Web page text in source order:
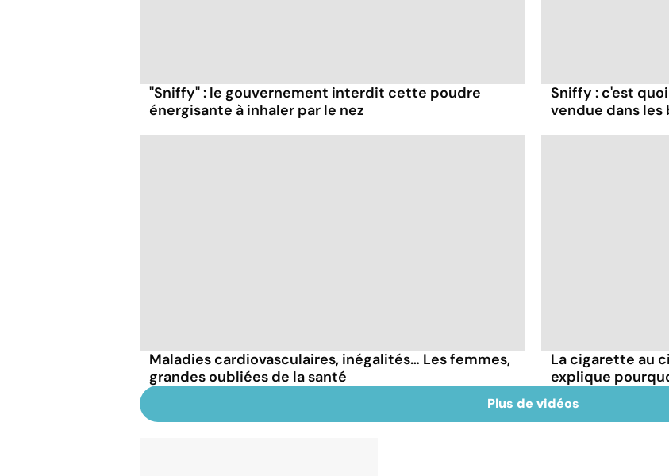
"Sniffy" : le gouvernement interdit cette poudre
énergisante à inhaler par le nez
Sniffy : c'est
vendue dans les
Maladies cardiovasculaires, inégalités… Les femmes,
grandes oubliées de la santé
La cigarette au
explique
Plus de vidéos